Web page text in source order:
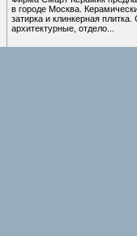
в городе Москва.
затирка и клинкерная
архитектурные, отдело...